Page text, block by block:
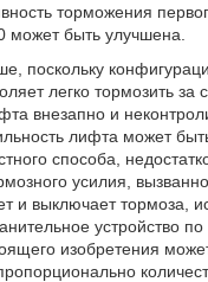
торможения
может быть улучшена.
поскольку
легко тормозить за
внезапно и
лифта может
способа,
усилия,
и выключает тормоза,
устройство
изобретения